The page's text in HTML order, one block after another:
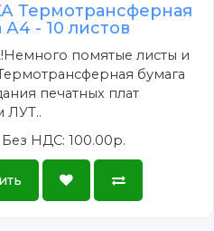
Термотрансферная
А4 - 10 листов
помятые листы и
бумага
печатных плат
ЛУТ..
Без НДС: 100.00р.